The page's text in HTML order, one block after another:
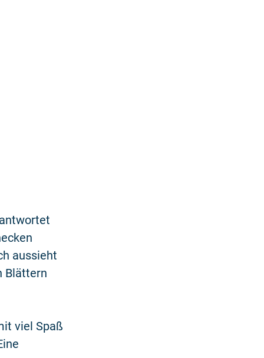
aussieht
Blättern
viel Spaß